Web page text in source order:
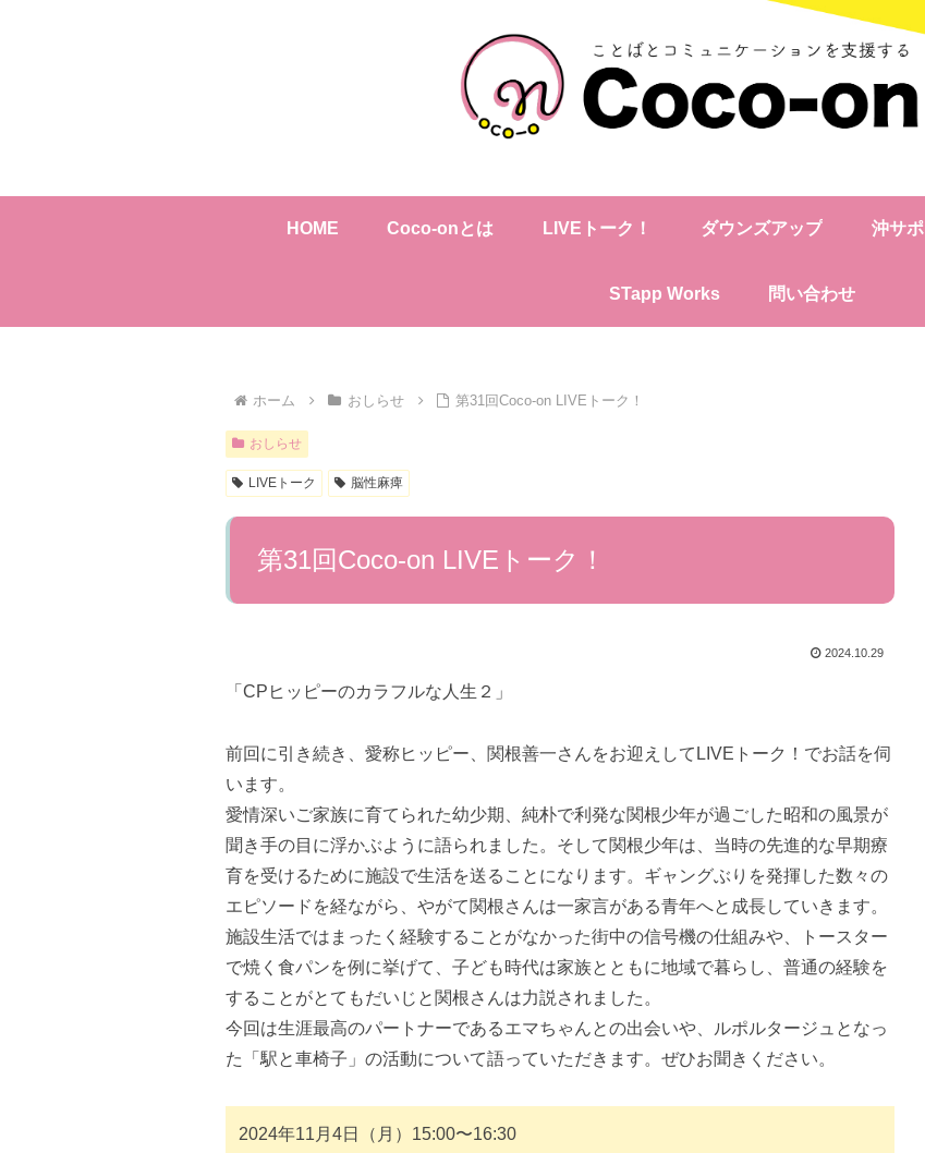
HOME Coco-onとは LIVEトーク！ ダウンズアップ 沖サポ
STapp Works 問い合わせ
ホーム おしらせ 第31回Coco-on LIVEトーク！
おしらせ
LIVEトーク 脳性麻痺
第31回Coco-on LIVEトーク！
2024.10.29
「CPヒッピーのカラフルな人生２」
前回に引き続き、愛称ヒッピー、関根善一さんをお迎えしてLIVEトーク！でお話を伺
います。
愛情深いご家族に育てられた幼少期、純朴で利発な関根少年が過ごした昭和の風景が
聞き手の目に浮かぶように語られました。そして関根少年は、当時の先進的な早期療
育を受けるために施設で生活を送ることになります。ギャングぶりを発揮した数々の
エピソードを経ながら、やがて関根さんは一家言がある青年へと成長していきます。
施設生活ではまったく経験することがなかった街中の信号機の仕組みや、トースター
で焼く食パンを例に挙げて、子ども時代は家族とともに地域で暮らし、普通の経験を
することがとてもだいじと関根さんは力説されました。
今回は生涯最高のパートナーであるエマちゃんとの出会いや、ルポルタージュとなっ
た「駅と車椅子」の活動について語っていただきます。ぜひお聞きください。
2024年11月4日（月）15:00〜16:30